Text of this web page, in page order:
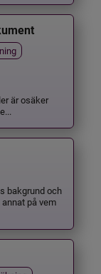
är osäker
bakgrund och
på vem